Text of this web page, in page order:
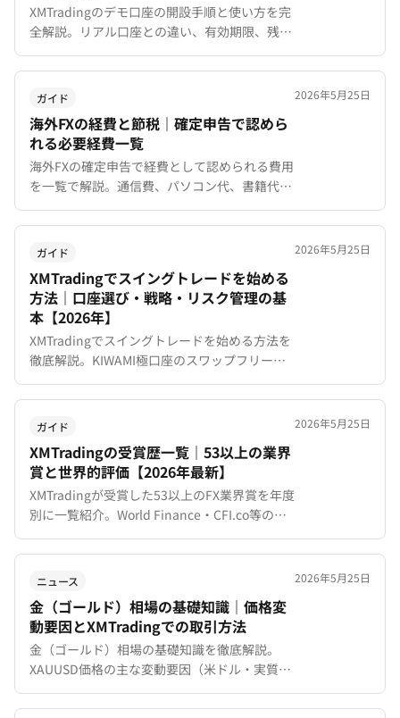
XMTradingのデモ口座の開設手順と使い方を完
全解説。リアル口座との違い、有効期限、残高
リセット方法、デモトレードで練習すべきポイ
ントまで初心者向けに紹介。
ガイド
海外FXの経費と節税｜確定申告で認めら
れる必要経費一覧
海外FXの確定申告で経費として認められる費用
を一覧で解説。通信費、パソコン代、書籍代、
セミナー費、VPS費用など具体的な経費項目と
按分計算の考え方、節税のポイントをまとめて
います。
2026年5月25日
ガイド
XMTradingでスイングトレードを始める
方法｜口座選び・戦略・リスク管理の基
本【2026年】
XMTradingでスイングトレードを始める方法を
徹底解説。KIWAMI極口座のスワップフリー活
用法、おすすめ通貨ペアの選び方、基本戦略、
リスク管理のコツまで初心者向けにわかりやす
く紹介します。
2026年5月25日
ガイド
XMTradingの受賞歴一覧｜53以上の業界
賞と世界的評価【2026年最新】
XMTradingが受賞した53以上のFX業界賞を年度
別に一覧紹介。World Finance・CFI.co等の受
賞実績、審査基準、受賞が示す信頼性の意味を
データとともに解説。
2026年5月25日
ニュース
金（ゴールド）相場の基礎知識｜価格変
動要因とXMTradingでの取引方法
金（ゴールド）相場の基礎知識を徹底解説。
XAUUSD価格の主な変動要因（米ドル・実質金
利・地政学リスク・中央銀行の購入）、季節性
パターン、XMTradingでのゴールド取引方法ま
2026年5月25日